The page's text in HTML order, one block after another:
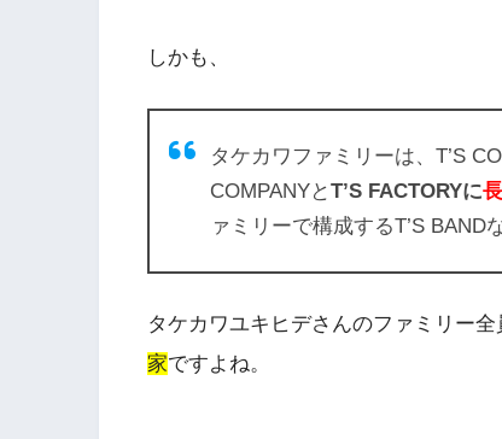
しかも、
タケカワファミリーは、 T’S
COMPANYとT’S FACTORYに
ァミリーで構成するT’S BAND
タケカワユキヒデさんのファミリー
家ですよね。